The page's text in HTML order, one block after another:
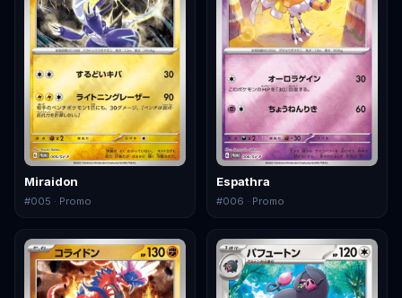
Miraidon
#005 · Promo
Espathra
#006 · Promo